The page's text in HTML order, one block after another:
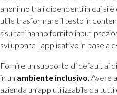
anonimo tra i dipendenti in cui si
utile trasformare il testo in
risultati hanno fornito input
sviluppare l’applicativo in base a
Fornire un supporto di default ai
in un ambiente inclusivo . Avere
azienda un’app utilizzabile da